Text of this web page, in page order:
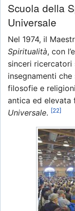
Scuola della
Universale
Nel 1974, il
Spiritualità, con
sinceri ricercatori
insegnamenti
filosofie e
antica ed elevata
Universale. [22]